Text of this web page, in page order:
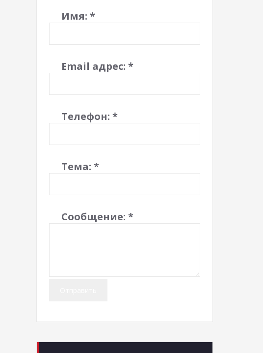
Имя: *
Email адрес: *
Телефон: *
Тема: *
Сообщение: *